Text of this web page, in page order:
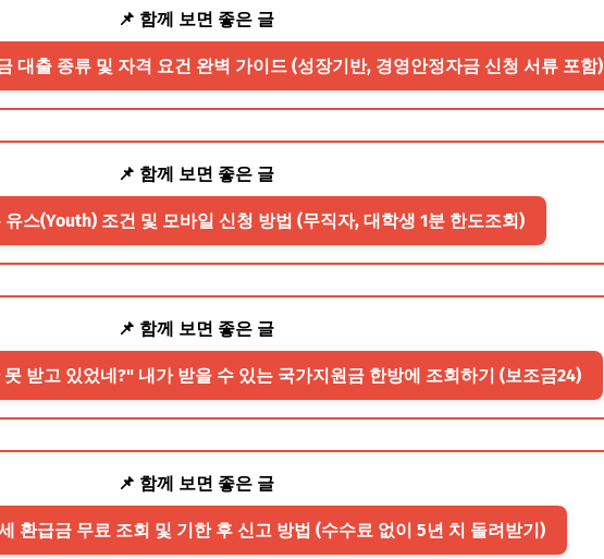
📌 함께 보면 좋은 글
대출 종류 및 자격 요건 완벽 가이드 (성장기반, 경영안정자금 신청 서류 포함)
📌 함께 보면 좋은 글
스(Youth) 조건 및 모바일 신청 방법 (무직자, 대학생 1분 한도조회)
📌 함께 보면 좋은 글
받고 있었네?" 내가 받을 수 있는 국가지원금 한방에 조회하기 (보조금24)
📌 함께 보면 좋은 글
환급금 무료 조회 및 기한 후 신고 방법 (수수료 없이 5년 치 돌려받기)